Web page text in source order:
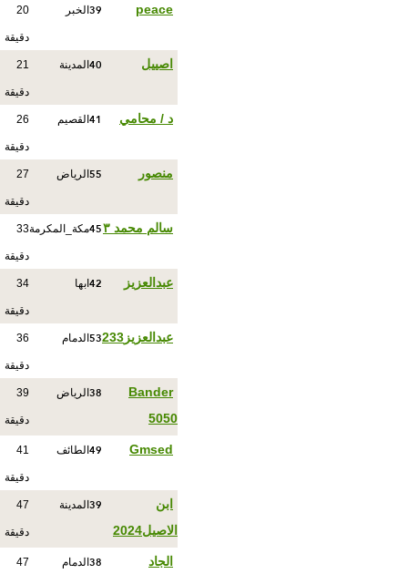
peace
39 الخبر 20
دقيقة
اصييل 40 المدينة 21
دقيقة
د / محامي 41 القصيم 26
دقيقة
منصور 55 الرياض 27
دقيقة
سالم محمد ٣ 45مكة_المكرمة33
دقيقة
عبدالعزيز 42 ابها 34
دقيقة
عبدالعزيز233 53 الدمام 36
دقيقة
Bander
5050
38 الرياض 39
دقيقة
Gmsed
49 الطائف 41
دقيقة
ابن
الاصيل2024
39 المدينة 47
دقيقة
الجاد
38 الدمام 47